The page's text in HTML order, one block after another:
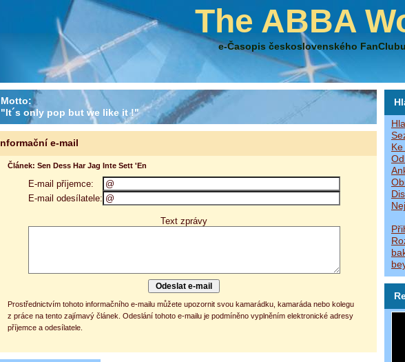
The ABBA
e-Časopis československého
Motto:
"It´s only pop but we like it !"
Informační e-mail
Článek: Sen Dess Har Jag Inte Sett 'En
E-mail příjemce:
E-mail odesílatele:
Text zprávy
Prostřednictvím tohoto informačního e-mailu můžete upozornit svou kamarádku, kamaráda nebo kolegu
z práce na tento zajímavý článek. Odeslání tohoto e-mailu je podmíněno vyplněním elektronické adresy
příjemce a odesílatele.